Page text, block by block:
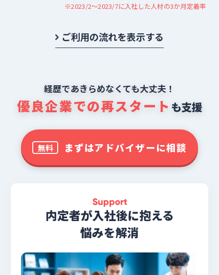
※2023/2～2023/7に入社した人材の3か月定着率
ご利用の流れを表示する
経歴であきらめなくても大丈夫！
優良企業での再スタート も支援
無料 まずはアドバイザーに相談
Support
内定者が入社後に抱える
悩みを解消